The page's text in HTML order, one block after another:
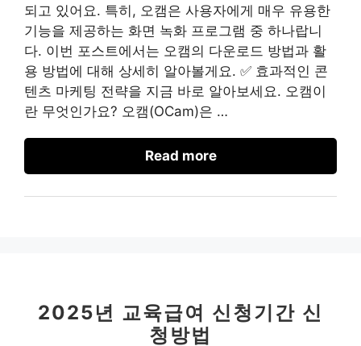
되고 있어요. 특히, 오캠은 사용자에게 매우 유용한
기능을 제공하는 화면 녹화 프로그램 중 하나랍니
다. 이번 포스트에서는 오캠의 다운로드 방법과 활
용 방법에 대해 상세히 알아볼게요. ✅ 효과적인 콘
텐츠 마케팅 전략을 지금 바로 알아보세요. 오캠이
란 무엇인가요? 오캠(OCam)은 …
Read more
2025년 교육급여 신청기간 신
청방법